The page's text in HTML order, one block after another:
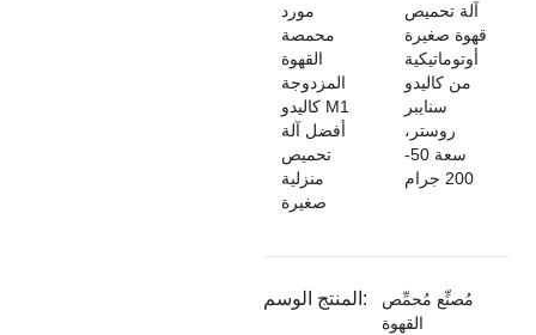
‌مورد
محمصة
القهوة
المزدوجة
كاليدو M1
أفضل آلة
تحميص
منزلية
صغيرة
آلة تحميص
قهوة صغيرة
أوتوماتيكية
من كاليدو
سنايبر
روستر،
سعة 50-
200 جرام
المنتج الوسم:
مُصنِّع مُحمِّص
القهوة